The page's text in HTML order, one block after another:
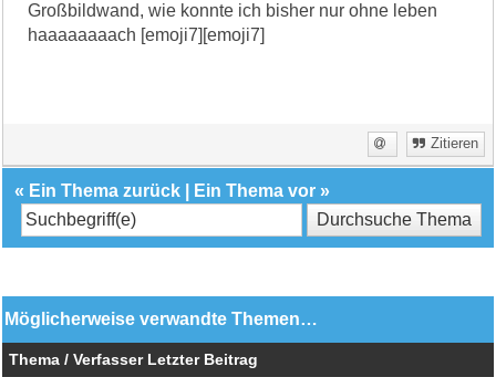
Großbildwand, wie konnte ich bisher nur ohne leben
haaaaaaaach [emoji7][emoji7]
Zitieren
« Ein Thema zurück Ein Thema vor »
Möglicherweise verwandte Themen…
Thema / Verfasser Letzter Beitrag